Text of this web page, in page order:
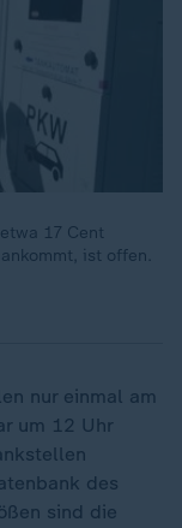
17 Cent
ist offen.
nur einmal am
um 12 Uhr
des
sind die